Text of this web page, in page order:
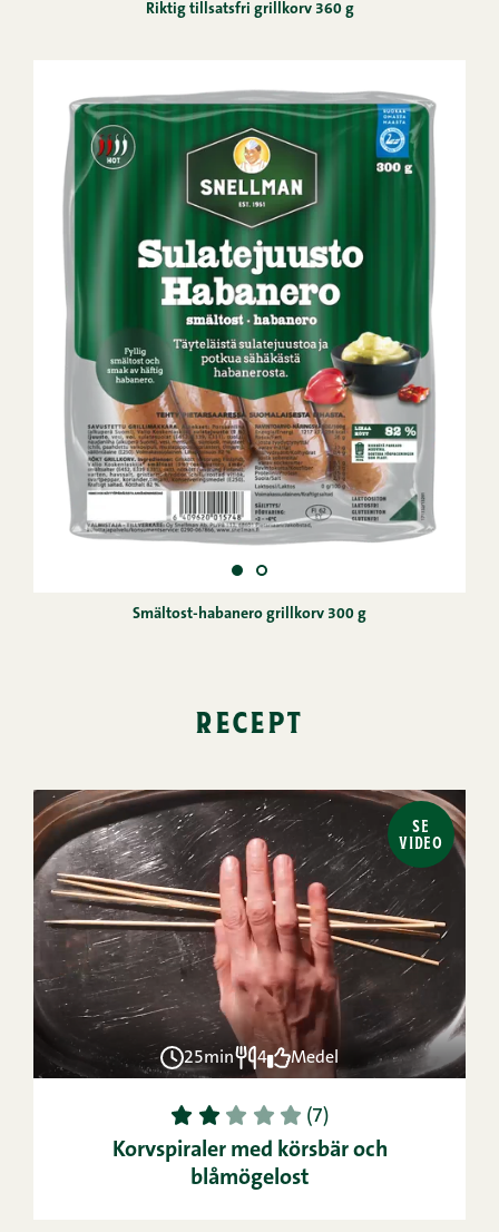
Riktig tillsatsfri grillkorv 360 g
Smältost-habanero grillkorv 300 g
recept
SE
VIDEO
25min 4 Medel
1 2 3 4 5 (7)
Korvspiraler med körsbär och
blåmögelost